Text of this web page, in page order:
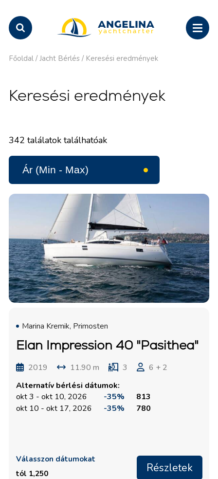
Főoldal / Jacht Bérlés / Keresési eredmények
Keresési eredmények
342 találatok találhatóak
Marina Kremik, Primosten
Elan Impression 40 "Pasithea"
2019 11.90 m 3
6 + 2
Alternatív bérlési dátumok:
okt 3 - okt 10, 2026
-35%
813
okt 10 - okt 17, 2026
-35% 780
Válasszon dátumokat
tól 1,250
Részletek